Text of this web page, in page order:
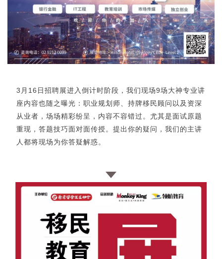
3月16日招聘展进入倒计时阶段，我们现场9场大神专业讲
座内容也随之曝光：职业规划师、持牌移民顾问以及资深
从业者，场场精彩纷呈，内容不容错过。尤其是面试原题
重现，答题技巧面对面传授。提出你的疑问，我们的主讲
人都将现场为你答疑解惑。